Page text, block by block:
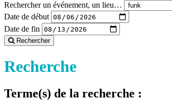
Rechercher un événement, un lieu…
Date de début
Date de fin
Rechercher
Recherche
Terme(s) de la recherche :